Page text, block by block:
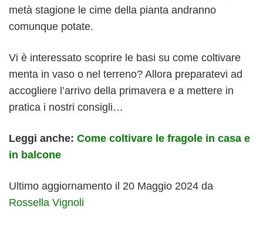
metà stagione le cime della pianta andranno
comunque potate.
Vi è interessato scoprire le basi su come coltivare
menta in vaso o nel terreno? Allora preparatevi ad
accogliere l’arrivo della primavera e a mettere in
pratica i nostri consigli…
Leggi anche: Come coltivare le fragole in casa e
in balcone
Ultimo aggiornamento il 20 Maggio 2024 da
Rossella Vignoli